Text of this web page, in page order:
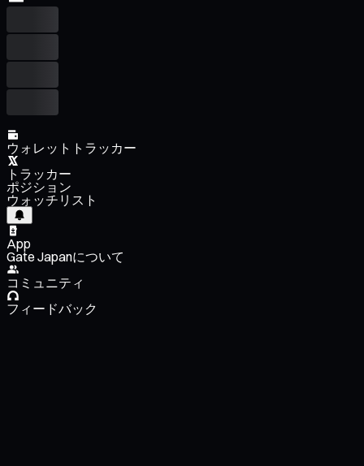
ウォレットトラッカー
トラッカー
ポジション
ウォッチリスト
App
Gate Japanについて
コミュニティ
フィードバック